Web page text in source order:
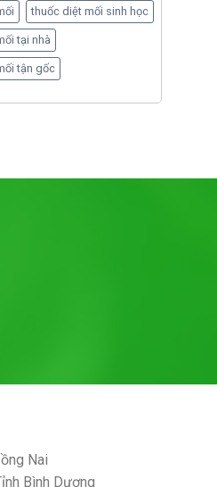
thuốc diệt mối sinh học
tại nhà
tận gốc
Nai
Bình Dương